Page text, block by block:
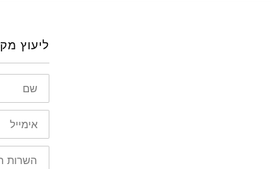
ליעוץ
שם
אימייל
השרות
המבוקש